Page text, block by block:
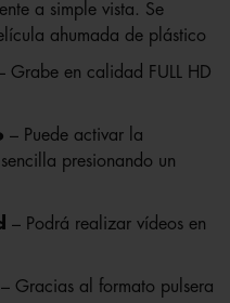
a simple vista. Se
ahumada de plástico
Grabe en calidad FULL HD
– Puede activar la
presionando un
– Podrá realizar vídeos en
Gracias al formato pulsera